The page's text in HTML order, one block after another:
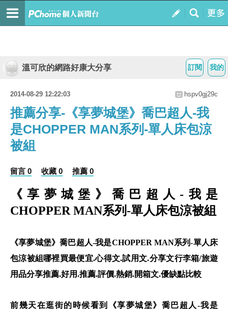
我的
訂閱
溫可欣的網路好康大分享
2014-08-29 12:22:03 hspv0gj29c
推薦分享-《享夢城堡》喬巴超人-我
是CHOPPER MAN系列-單人床包涼
被組
留言 0 收藏 0 推薦 0
《享夢城堡》喬巴超人-我是
CHOPPER MAN系列-單人床包涼被組
《享夢城堡》喬巴超人-我是CHOPPER MAN系列-單人床
包涼被組哪裡買最便宜.心得文.試用文.分享文行李箱/旅遊
用品分享推薦.好用.推薦.評價.熱銷.開箱文.優缺點比較
前幾天在逛街的時候看到《享夢城堡》喬巴超人-我是